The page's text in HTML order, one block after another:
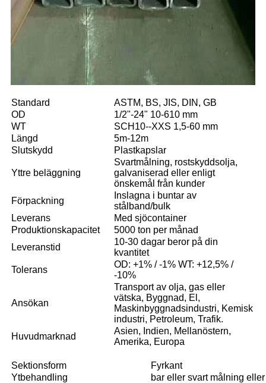
Standard
ASTM, BS, JIS, DIN, GB
OD
1/2"-24" 10-610 mm
WT
SCH10--XXS 1,5-60 mm
Längd
5m-12m
Slutskydd
Plastkapslar
Yttre beläggning
Svartmålning, rostskyddsolja,
galvaniserad eller enligt
önskemål från kunder
Förpackning
Inslagna i buntar av
stålband/bulk
Leverans
Med sjöcontainer
Produktionskapacitet
5000 ton per månad
Leveranstid
10-30 dagar beror på din
kvantitet
Tolerans
OD: +1% / -1% WT: +12,5% /
-10%
Ansökan
Transport av olja, gas eller
vätska, Byggnad, El,
Maskinbyggnadsindustri, Kemisk
industri, Petroleum, Trafik.
Huvudmarknad
Asien, Indien, Mellanöstern,
Amerika, Europa
Sektionsform
Fyrkant
Ytbehandling
bar eller svart målning